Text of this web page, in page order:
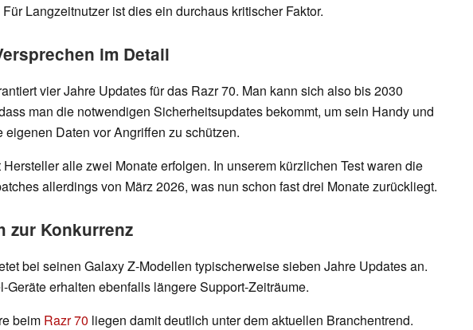
Langzeitnutzer ist dies ein durchaus kritischer Faktor.
im Detail
vier Jahre Updates für das Razr 70. Man kann sich also bis 2030
man die notwendigen Sicherheitsupdates bekommt, um sein Handy und
eigenen Daten vor Angriffen zu schützen.
alle zwei Monate erfolgen. In unserem kürzlichen Test waren die
allerdings von März 2026, was nun schon fast drei Monate zurückliegt.
zur Konkurrenz
bei seinen Galaxy Z-Modellen typischerweise sieben Jahre Updates an.
Geräte erhalten ebenfalls längere Support-Zeiträume.
beim Razr 70 liegen damit deutlich unter dem aktuellen Branchentrend.